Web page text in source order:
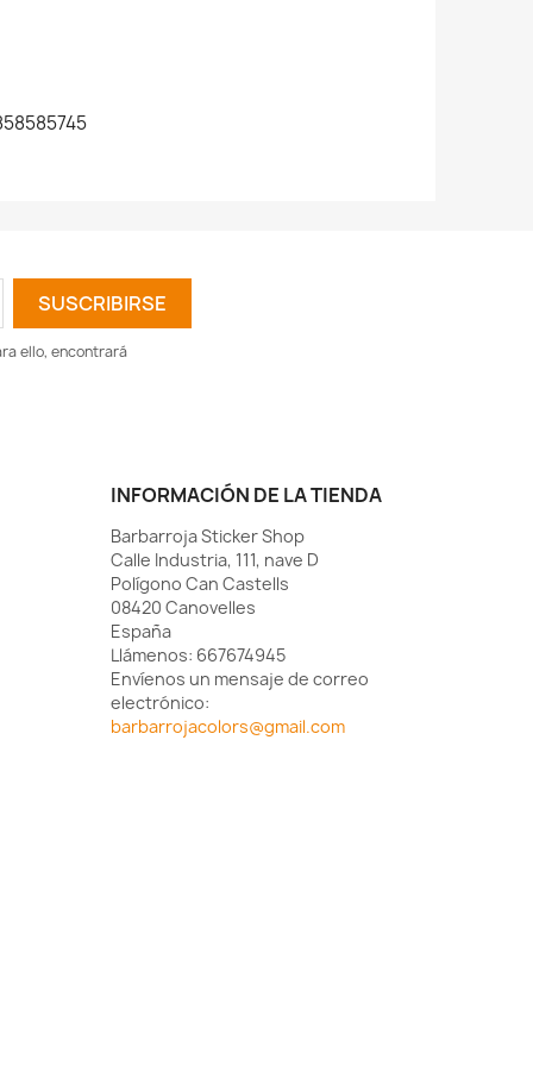
ello, encontrará
INFORMACIÓN DE LA TIENDA
Barbarroja Sticker Shop
Calle Industria, 111, nave D
Polígono Can Castells
08420 Canovelles
España
Llámenos: 667674945
Envíenos un mensaje de correo
electrónico:
barbarrojacolors@gmail.com